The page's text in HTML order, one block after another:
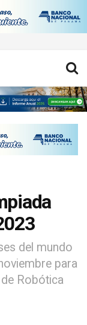
del mundo
para
Robótica